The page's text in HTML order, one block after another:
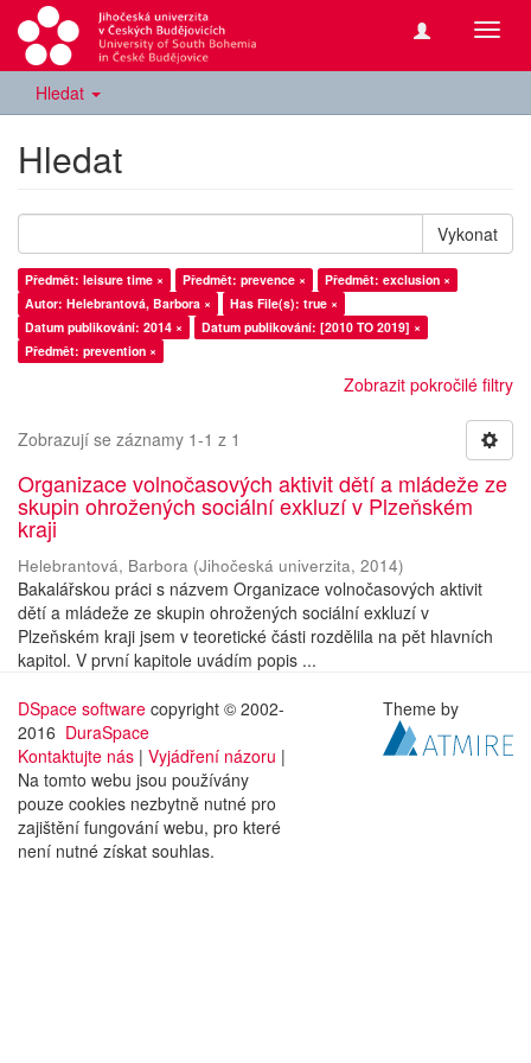
Hledat
Hledat
Vykonat
Předmět: leisure time × Předmět: prevence ×
Předmět: exclusion ×
Autor: Helebrantová, Barbora ×
Has File(s): true ×
Datum publikování: 2014 ×
Datum publikování: [2010 TO 2019] ×
Předmět: prevention ×
Zobrazit pokročilé filtry
Zobrazují se záznamy 1-1 z 1
Organizace volnočasových aktivit dětí a mládeže ze
skupin ohrožených sociální exkluzí v Plzeňském
kraji
Helebrantová, Barbora (Jihočeská univerzita, 2014)
Bakalářskou práci s názvem Organizace volnočasových aktivit
dětí a mládeže ze skupin ohrožených sociální exkluzí v
Plzeňském kraji jsem v teoretické části rozdělila na pět hlavních
kapitol. V první kapitole uvádím popis ...
DSpace software copyright © 2002-
2016 DuraSpace
Kontaktujte nás | Vyjádření názoru |
Na tomto webu jsou používány
pouze cookies nezbytně nutné pro
zajištění fungování webu, pro které
není nutné získat souhlas.
Theme by